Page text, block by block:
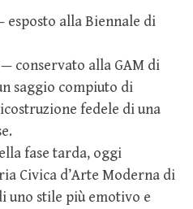
esposto alla Biennale di
— conservato alla GAM di
saggio compiuto di
fedele di una
fase tarda, oggi
Civica d’Arte Moderna di
uno stile più emotivo e